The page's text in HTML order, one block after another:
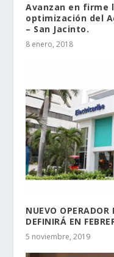
Avanzan en firme
optimización del
– San Jacinto.
8 enero, 2018
NUEVO OPERADOR
DEFINIRÁ EN
5 noviembre, 2019